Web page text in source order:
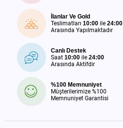
İlanlar Ve Gold
Teslimatları 10:00 ile 24:00
Arasında Yapılmaktadır
Canlı Destek
Saat 10:00 ile 24:00
Arasında Aktifdir
%100 Memnuniyet
Müşterilerimize %100
Memnuniyet Garantisi